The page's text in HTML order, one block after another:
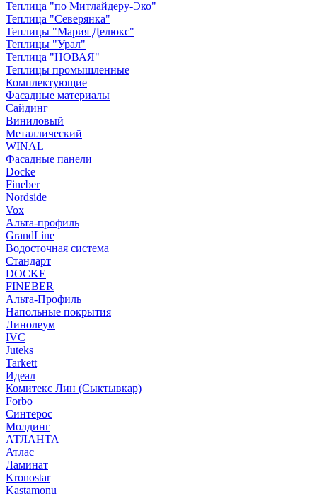
Теплица "по Митлайдеру-Эко"
Теплица "Северянка"
Теплицы "Мария Делюкс"
Теплицы "Урал"
Теплица "НОВАЯ"
Теплицы промышленные
Комплектующие
Фасадные материалы
Сайдинг
Виниловый
Металлический
WINAL
Фасадные панели
Docke
Fineber
Nordside
Vox
Альта-профиль
GrandLine
Водосточная система
Стандарт
DOCKE
FINEBER
Альта-Профиль
Напольные покрытия
Линолеум
IVC
Juteks
Tarkett
Идеал
Комитекс Лин (Сыктывкар)
Forbo
Синтерос
Молдинг
АТЛАНТА
Атлас
Ламинат
Kronostar
Kastamonu